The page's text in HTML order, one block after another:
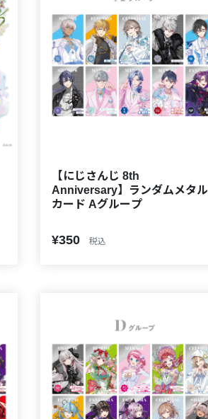
【にじさんじ 8th
Anniversary】ランダムメタル
カード Aグループ
¥350 税込